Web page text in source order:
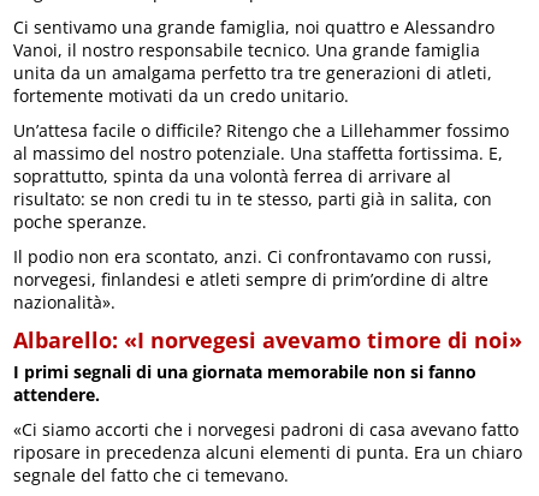
Ci sentivamo una grande famiglia, noi quattro e Alessandro
Vanoi, il nostro responsabile tecnico. Una grande famiglia
unita da un amalgama perfetto tra tre generazioni di atleti,
fortemente motivati da un credo unitario.
Un’attesa facile o difficile? Ritengo che a Lillehammer fossimo
al massimo del nostro potenziale. Una staffetta fortissima. E,
soprattutto, spinta da una volontà ferrea di arrivare al
risultato: se non credi tu in te stesso, parti già in salita, con
poche speranze.
Il podio non era scontato, anzi. Ci confrontavamo con russi,
norvegesi, finlandesi e atleti sempre di prim’ordine di altre
nazionalità».
Albarello: «I norvegesi avevamo timore di noi»
I primi segnali di una giornata memorabile non si fanno
attendere.
«Ci siamo accorti che i norvegesi padroni di casa avevano fatto
riposare in precedenza alcuni elementi di punta. Era un chiaro
segnale del fatto che ci temevano.